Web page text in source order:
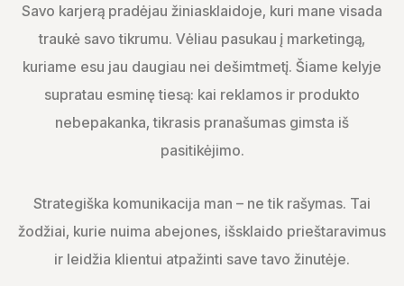
Savo karjerą pradėjau žiniasklaidoje, kuri mane visada
traukė savo tikrumu. Vėliau pasukau į marketingą,
kuriame esu jau daugiau nei dešimtmetį. Šiame kelyje
supratau esminę tiesą: kai reklamos ir produkto
nebepakanka, tikrasis pranašumas gimsta iš
pasitikėjimo.
Strategiška komunikacija man – ne tik rašymas. Tai
žodžiai, kurie nuima abejones, išsklaido prieštaravimus
ir leidžia klientui atpažinti save tavo žinutėje.